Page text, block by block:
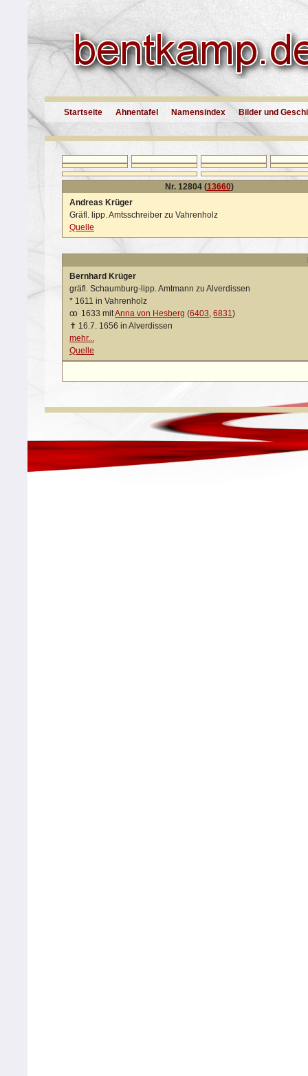
Startseite Ahnentafel Namensindex Bilder und
Nr. 12804 (13660)
Andreas Krüger
Gräfl. lipp. Amtsschreiber zu Vahrenholz
Quelle
Bernhard Krüger
gräfl. Schaumburg-lipp. Amtmann zu Alverdissen
* 1611 in Vahrenholz
oo
1633 mitAnna von Hesberg (6403,6831)
✝ 16.7. 1656 in Alverdissen
mehr...
Quelle